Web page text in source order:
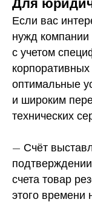
Для
Если вас
нужд компании
с учетом
оптимальные
и широким
технических
— Счёт
счета товар
этого времени